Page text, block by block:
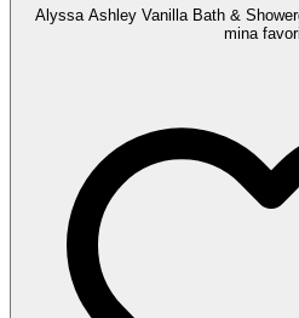
Alyssa Ashley Vanilla Bath &
mina